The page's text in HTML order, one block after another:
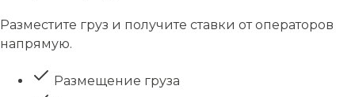
Разместите груз и получите ставки от операторов
напрямую.
Размещение груза